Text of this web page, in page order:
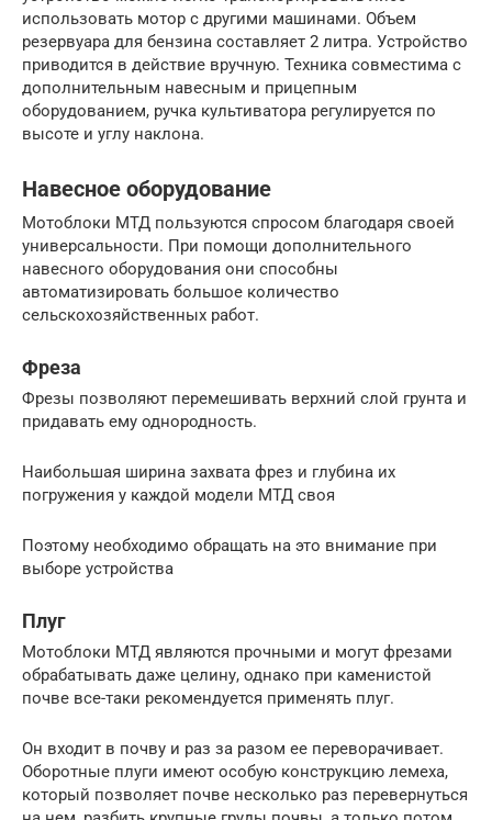
использовать мотор с другими машинами. Объем
резервуара для бензина составляет 2 литра. Устройство
приводится в действие вручную. Техника совместима с
дополнительным навесным и прицепным
оборудованием, ручка культиватора регулируется по
высоте и углу наклона.
Навесное оборудование
Мотоблоки МТД пользуются спросом благодаря своей
универсальности. При помощи дополнительного
навесного оборудования они способны
автоматизировать большое количество
сельскохозяйственных работ.
Фреза
Фрезы позволяют перемешивать верхний слой грунта и
придавать ему однородность.
Наибольшая ширина захвата фрез и глубина их
погружения у каждой модели МТД своя
Поэтому необходимо обращать на это внимание при
выборе устройства
Плуг
Мотоблоки МТД являются прочными и могут фрезами
обрабатывать даже целину, однако при каменистой
почве все-таки рекомендуется применять плуг.
Он входит в почву и раз за разом ее переворачивает.
Оборотные плуги имеют особую конструкцию лемеха,
который позволяет почве несколько раз перевернуться